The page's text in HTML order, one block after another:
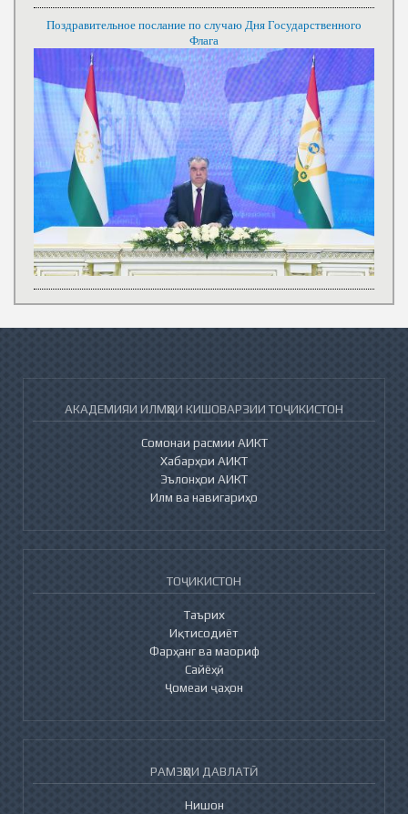
Поздравительное послание по случаю Дня Государственного
Флага
АКАДЕМИЯИ ИЛМҲОИ КИШОВАРЗИИ ТОҶИКИСТОН
Сомонаи расмии АИКТ
Хабарҳои АИКТ
Эълонҳои АИКТ
Илм ва навигариҳо
ТОҶИКИСТОН
Таърих
Иқтисодиёт
Фарҳанг ва маориф
Сайёҳӣ
Ҷомеаи ҷаҳон
РАМЗҲОИ ДАВЛАТӢ
Нишон